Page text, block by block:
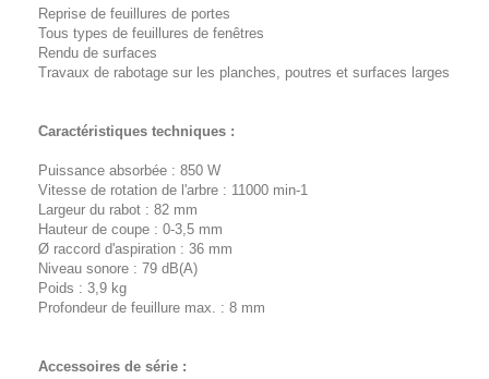
Reprise de feuillures de portes
Tous types de feuillures de fenêtres
Rendu de surfaces
Travaux de rabotage sur les planches, poutres et surfaces larges
Caractéristiques techniques :
Puissance absorbée : 850 W
Vitesse de rotation de l'arbre : 11000 min-1
Largeur du rabot : 82 mm
Hauteur de coupe : 0-3,5 mm
Ø raccord d'aspiration : 36 mm
Niveau sonore : 79 dB(A)
Poids : 3,9 kg
Profondeur de feuillure max. : 8 mm
Accessoires de série :